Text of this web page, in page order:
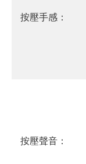
按壓手感：
按壓聲音：